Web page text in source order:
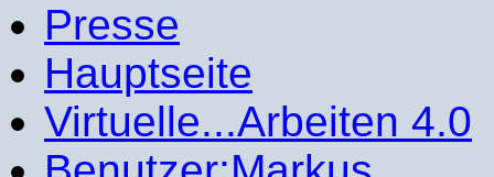
Presse
Hauptseite
Virtuelle...Arbeiten 4.0